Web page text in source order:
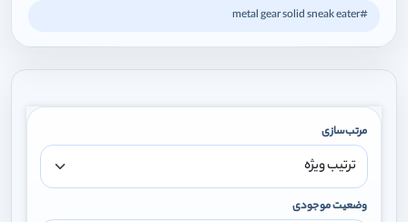
#metal gear solid sneak eater
مرتب‌سازی
وضعیت موجودی